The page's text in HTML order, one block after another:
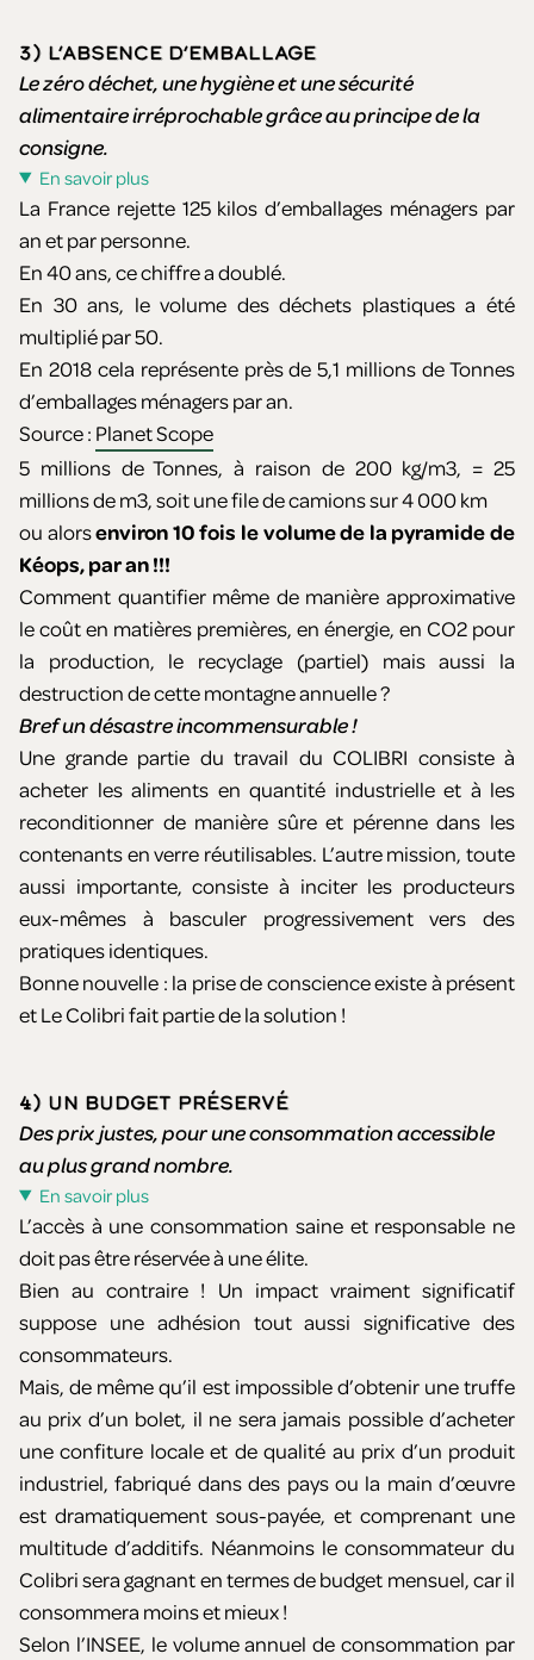
3) L’ABSENCE D’EMBALLAGE
Le zéro déchet, une hygiène et une sécurité
alimentaire irréprochable grâce au principe de la
consigne.
En savoir plus
La France rejette 125 kilos d’emballages ménagers par
an et par personne.
En 40 ans, ce chiffre a doublé.
En 30 ans, le volume des déchets plastiques a été
multiplié par 50.
En 2018 cela représente près de 5,1 millions de Tonnes
d’emballages ménagers par an.
Source : Planet Scope
5 millions de Tonnes, à raison de 200 kg/m3, = 25
millions de m3, soit une file de camions sur 4 000 km
ou alorsenviron 10 fois le volume de la pyramide de
Kéops, par an !!!
Comment quantifier même de manière approximative
le coût en matières premières, en énergie, en CO2 pour
la production, le recyclage (partiel) mais aussi la
destruction de cette montagne annuelle ?
Bref un désastre incommensurable !
Une grande partie du travail du COLIBRI consiste à
acheter les aliments en quantité industrielle et à les
reconditionner de manière sûre et pérenne dans les
contenants en verre réutilisables. L’autre mission, toute
aussi importante, consiste à inciter les producteurs
eux-mêmes à basculer progressivement vers des
pratiques identiques.
Bonne nouvelle : la prise de conscience existe à présent
et Le Colibri fait partie de la solution !
4) UN BUDGET PRÉSERVÉ
Des prix justes, pour une consommation accessible
au plus grand nombre.
En savoir plus
L’accès à une consommation saine et responsable ne
doit pas être réservée à une élite.
Bien au contraire ! Un impact vraiment significatif
suppose une adhésion tout aussi significative des
consommateurs.
Mais, de même qu’il est impossible d’obtenir une truffe
au prix d’un bolet, il ne sera jamais possible d’acheter
une confiture locale et de qualité au prix d’un produit
industriel, fabriqué dans des pays ou la main d’œuvre
est dramatiquement sous-payée, et comprenant une
multitude d’additifs. Néanmoins le consommateur du
Colibri sera gagnant en termes de budget mensuel, car il
consommera moins et mieux !
Selon l’INSEE, le volume annuel de consommation par